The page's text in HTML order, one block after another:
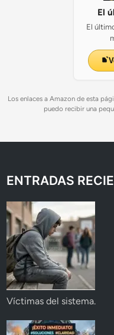
El
El
Los enlaces a Amazon de esta
puedo recibir una
ENTRADAS
Víctimas del sistema.